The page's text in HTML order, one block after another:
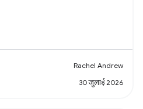
Rachel Andrew
30 जुलाई 2026